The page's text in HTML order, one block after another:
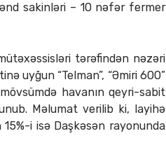
sakinləri – 10 nəfər fermer
tərəfindən nəzəri
uyğun “Telman”, “Əmiri 600”
havanın qeyri-sabit
Məlumat verilib ki, layihə
i isə Daşkəsən rayonunda